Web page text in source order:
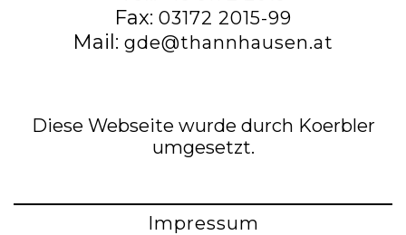
Fax: 03172 2015-99
Mail: gde@thannhausen.at
Diese Webseite wurde durch Koerbler
umgesetzt.
Impressum